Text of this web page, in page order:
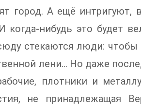
город. А ещё интригуют,
нибудь это будет
стекаются люди:
лени… Но даже
плотники и
не принадлежащая